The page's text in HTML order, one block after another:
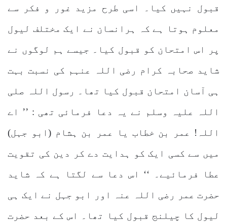
قبول نہیں کیا۔ اسی طرح مزید غور و فکر سے
معلوم ہوتا ہے کہ ہرانسان نے ایک مختلف لیول
پر اس امتحان کو قبول کیا۔ جیسے ہم لوگوں نے
شاید صحابہ کرام رضی اللہ عنہم کی نسبت بہت
ہی آسان امتحان قبول کیا تھا۔ رسول اللہ صلی
اللہ علیہ وسلم نے یہ دعا فرمائی تھی : ’’ اے
اللہ! عمر بن خطاب یا عمر بن ہشام (ابو جہل)
میں سے کسی ایک کو ہدایت دے کر دین کی تقویت
عطا فرمائیے۔ ‘‘ اس دعا سے لگتا ہے کہ شاید
حضرت عمر رضی اللہ عنہ اور ابو جہل نے ایک ہی
لیول کا چیلنج قبول کیا تھا۔ اس کے بعد حضرت